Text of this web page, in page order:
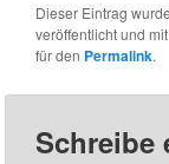
Dieser Eintrag
veröffentlicht und mit
für den Permalink.
Schreibe